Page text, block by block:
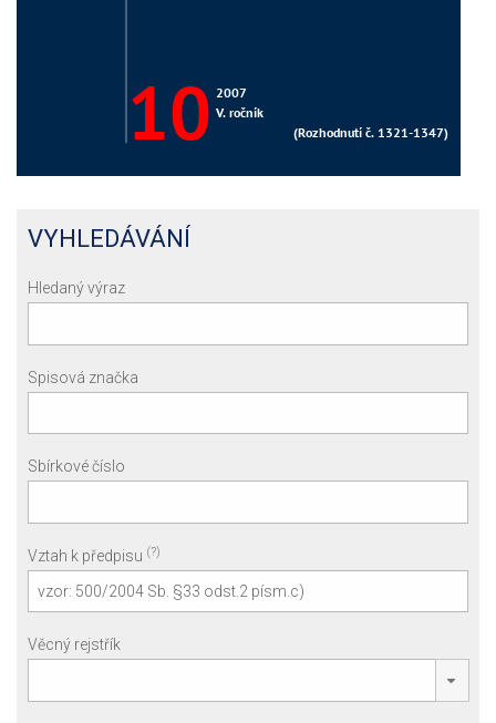
VYHLEDÁVÁNÍ
Hledaný výraz
Spisová značka
Sbírkové číslo
Vztah k předpisu (?)
Věcný rejstřík